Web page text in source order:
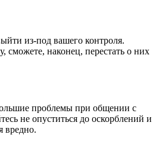
из-под вашего контроля.
сможете, наконец, перестать о них
проблемы при общении с
не опуститься до оскорблений и
вредно.